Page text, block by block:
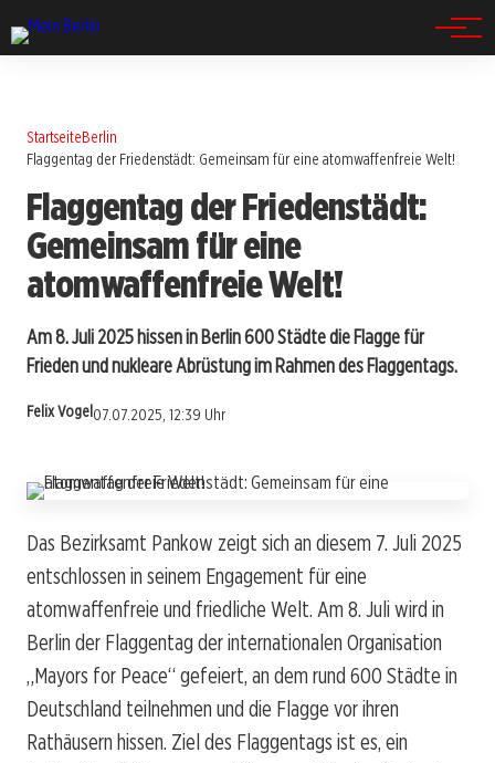
StartseiteBerlin
Flaggentag der Friedenstädt: Gemeinsam für eine atomwaffenfreie Welt!
Flaggentag der Friedenstädt:
Gemeinsam für eine
atomwaffenfreie Welt!
Am 8. Juli 2025 hissen in Berlin 600 Städte die Flagge für
Frieden und nukleare Abrüstung im Rahmen des Flaggentags.
Felix Vogel 07.07.2025, 12:39 Uhr
Das Bezirksamt Pankow zeigt sich an diesem 7. Juli 2025
entschlossen in seinem Engagement für eine
atomwaffenfreie und friedliche Welt. Am 8. Juli wird in
Berlin der Flaggentag der internationalen Organisation
„Mayors for Peace“ gefeiert, an dem rund 600 Städte in
Deutschland teilnehmen und die Flagge vor ihren
Rathäusern hissen. Ziel des Flaggentags ist es, ein